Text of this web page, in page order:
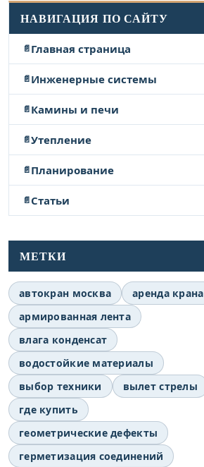
НАВИГАЦИЯ ПО САЙТУ
Главная страница
Инженерные системы
Камины и печи
Утепление
Планирование
Статьи
МЕТКИ
автокран москва
аренда крана
армированная лента
влага конденсат
водостойкие материалы
выбор техники
вылет стрелы
где купить
геометрические дефекты
герметизация соединений